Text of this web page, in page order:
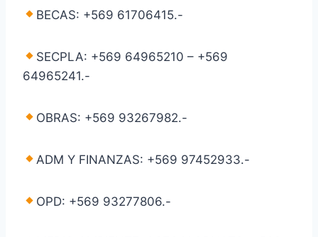
BECAS: +569 61706415.-
SECPLA: +569 64965210 – +569
64965241.-
OBRAS: +569 93267982.-
ADM Y FINANZAS: +569 97452933.-
OPD: +569 93277806.-